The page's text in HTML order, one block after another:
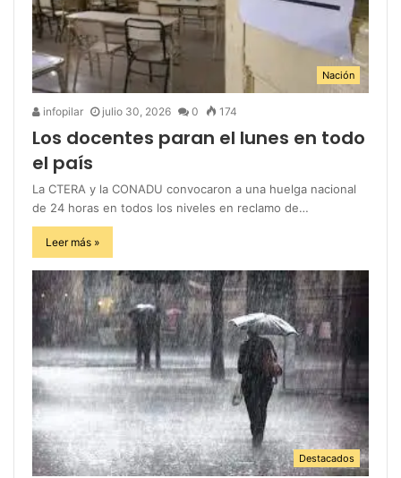
Nación
infopilar julio 30, 2026 0 174
Los docentes paran el lunes en todo
el país
La CTERA y la CONADU convocaron a una huelga nacional
de 24 horas en todos los niveles en reclamo de…
Leer más »
Destacados